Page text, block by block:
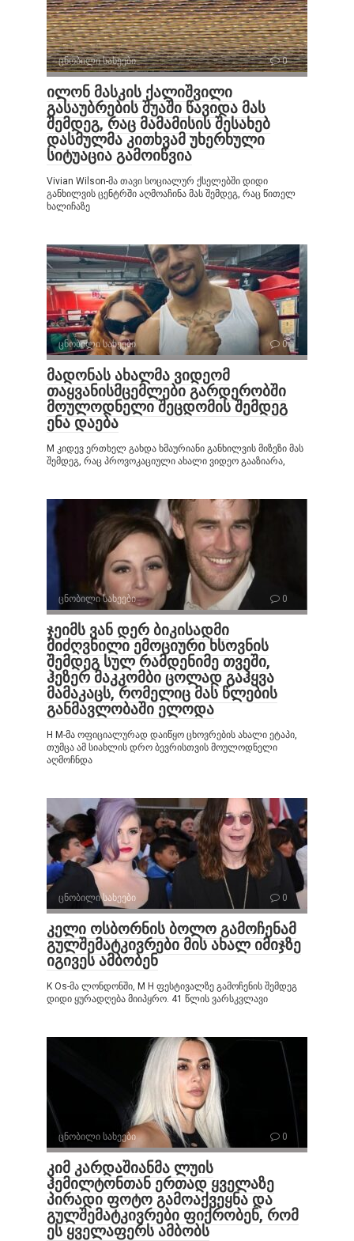
ცნობილი სახეები 0
ილონ მასკის ქალიშვილი
გასაუბრების შუაში წავიდა მას
შემდეგ, რაც მამამისის შესახებ
დასმულმა კითხვამ უხერხული
სიტუაცია გამოიწვია
Vivian Wilson-მა თავი სოციალურ ქსელებში დიდი
განხილვის ცენტრში აღმოაჩინა მას შემდეგ, რაც წითელ
ხალიჩაზე
ცნობილი სახეები 0
მადონას ახალმა ვიდეომ
თაყვანისმცემლები გარდერობში
მოულოდნელი შეცდომის შემდეგ
ენა დაება
M კიდევ ერთხელ გახდა ხმაურიანი განხილვის მიზეზი მას
შემდეგ, რაც პროვოკაციული ახალი ვიდეო გააზიარა,
ცნობილი სახეები 0
ჯეიმს ვან დერ ბიკისადმი
მიძღვნილი ემოციური ხსოვნის
შემდეგ სულ რამდენიმე თვეში,
ჰეზერ მაკკომბი ცოლად გაჰყვა
მამაკაცს, რომელიც მას წლების
განმავლობაში ელოდა
H M-მა ოფიციალურად დაიწყო ცხოვრების ახალი ეტაპი,
თუმცა ამ სიახლის დრო ბევრისთვის მოულოდნელი
აღმოჩნდა
ცნობილი სახეები 0
კელი ოსბორნის ბოლო გამოჩენამ
გულშემატკივრები მის ახალ იმიჯზე
იგივეს ამბობენ
K Os-მა ლონდონში, M H ფესტივალზე გამოჩენის შემდეგ
დიდი ყურადღება მიიპყრო. 41 წლის ვარსკვლავი
ცნობილი სახეები 0
კიმ კარდაშიანმა ლუის
ჰემილტონთან ერთად ყველაზე
პირადი ფოტო გამოაქვეყნა და
გულშემატკივრები ფიქრობენ, რომ
ეს ყველაფერს ამბობს